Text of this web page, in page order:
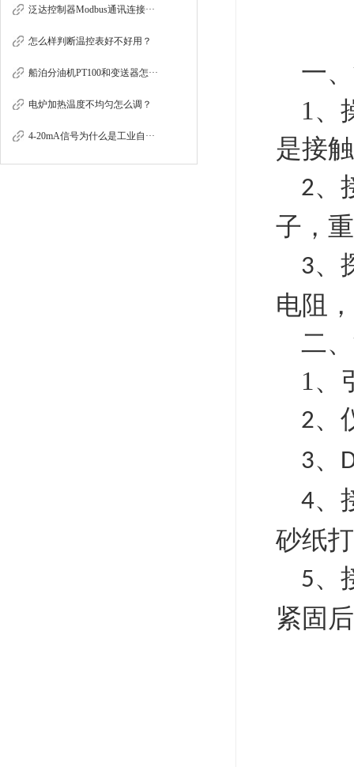
一
1、
是接
2、
子，
3、
电阻
二
1、
2、
3、
4、
砂纸
5、
紧固
泛达控制器Modbus通讯连接···
怎么样判断温控表好不好用？
船泊分油机PT100和变送器怎···
电炉加热温度不均匀怎么调？
4-20mA信号为什么是工业自···